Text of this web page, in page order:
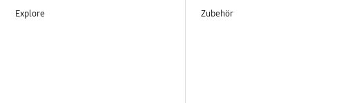
Explore
Zubehör